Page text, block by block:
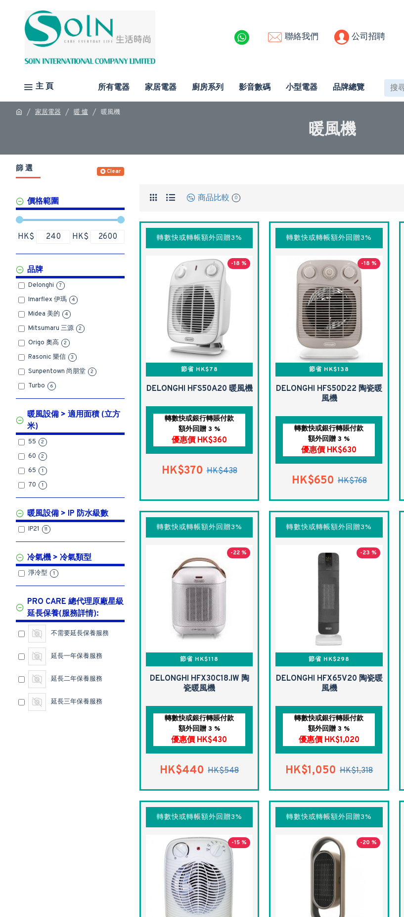
聯絡我們 公司招聘
主 頁 所有電器 家居電器 廚房系列 影音數碼 小型電器 品牌總覽
家居電器 暖 爐 暖風機
暖風機
篩 選 Clear
價格範圍
HK$ HK$
品牌
Delonghi 7
Imarflex 伊瑪 4
Midea 美的 4
Mitsumaru 三源 2
Origo 奧高 2
Rasonic 樂信 3
Sunpentown 尚朋堂 2
Turbo 6
暖風設備 > 適用面積 (立方
米)
55 2
60 2
65 1
70 1
暖風設備 > IP 防水級數
IP21 11
冷氣機 > 冷氣類型
淨冷型 1
PRO CARE 總代理原廠星級
延長保養(服務詳情):
不需要延長保養服務
延長一年保養服務
延長二年保養服務
延長三年保養服務
商品比較 0
轉數快或轉帳額外回贈3%
-18 %
節省 HK$78
DELONGHI HFS50A20 暖風機
轉數快或銀行轉賬付款
額外回贈 3 %
優惠價 HK$360
HK$370 HK$438
轉數快或轉帳額外回贈3%
-18 %
節省 HK$138
DELONGHI HFS50D22 陶瓷暖
風機
轉數快或銀行轉賬付款
額外回贈 3 %
優惠價 HK$630
HK$650 HK$768
轉數快或轉帳額外回贈3%
-22 %
節省 HK$118
DELONGHI HFX30C18.IW 陶
瓷暖風機
轉數快或銀行轉賬付款
額外回贈 3 %
優惠價 HK$430
HK$440 HK$548
轉數快或轉帳額外回贈3%
-23 %
節省 HK$298
DELONGHI HFX65V20 陶瓷暖
風機
轉數快或銀行轉賬付款
額外回贈 3 %
優惠價 HK$1,020
HK$1,050 HK$1,318
轉數快或轉帳額外回贈3%
-15 %
轉數快或轉帳額外回贈3%
-20 %